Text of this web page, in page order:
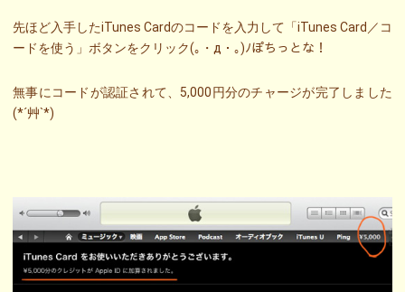
先ほど入手したiTunes Cardのコードを入力して「iTunes Card／コ
ードを使う」ボタンをクリック(｡・д・｡)ﾉぽちっとな！
無事にコードが認証されて、5,000円分のチャージが完了しました
(*´艸`*)